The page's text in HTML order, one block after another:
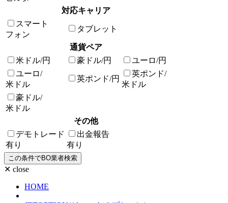
対応キャリア
スマート
フォン
タブレット
通貨ペア
米ドル/円
豪ドル/円
ユーロ/円
ユーロ/
米ドル
英ポンド/円
英ポンド/
米ドル
豪ドル/
米ドル
その他
デモトレード
有り
出金報告
有り
✕ close
HOME